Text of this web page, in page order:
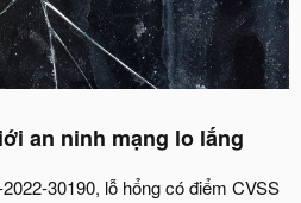
an ninh mạng lo lắng
30190, lỗ hổng có điểm CVSS